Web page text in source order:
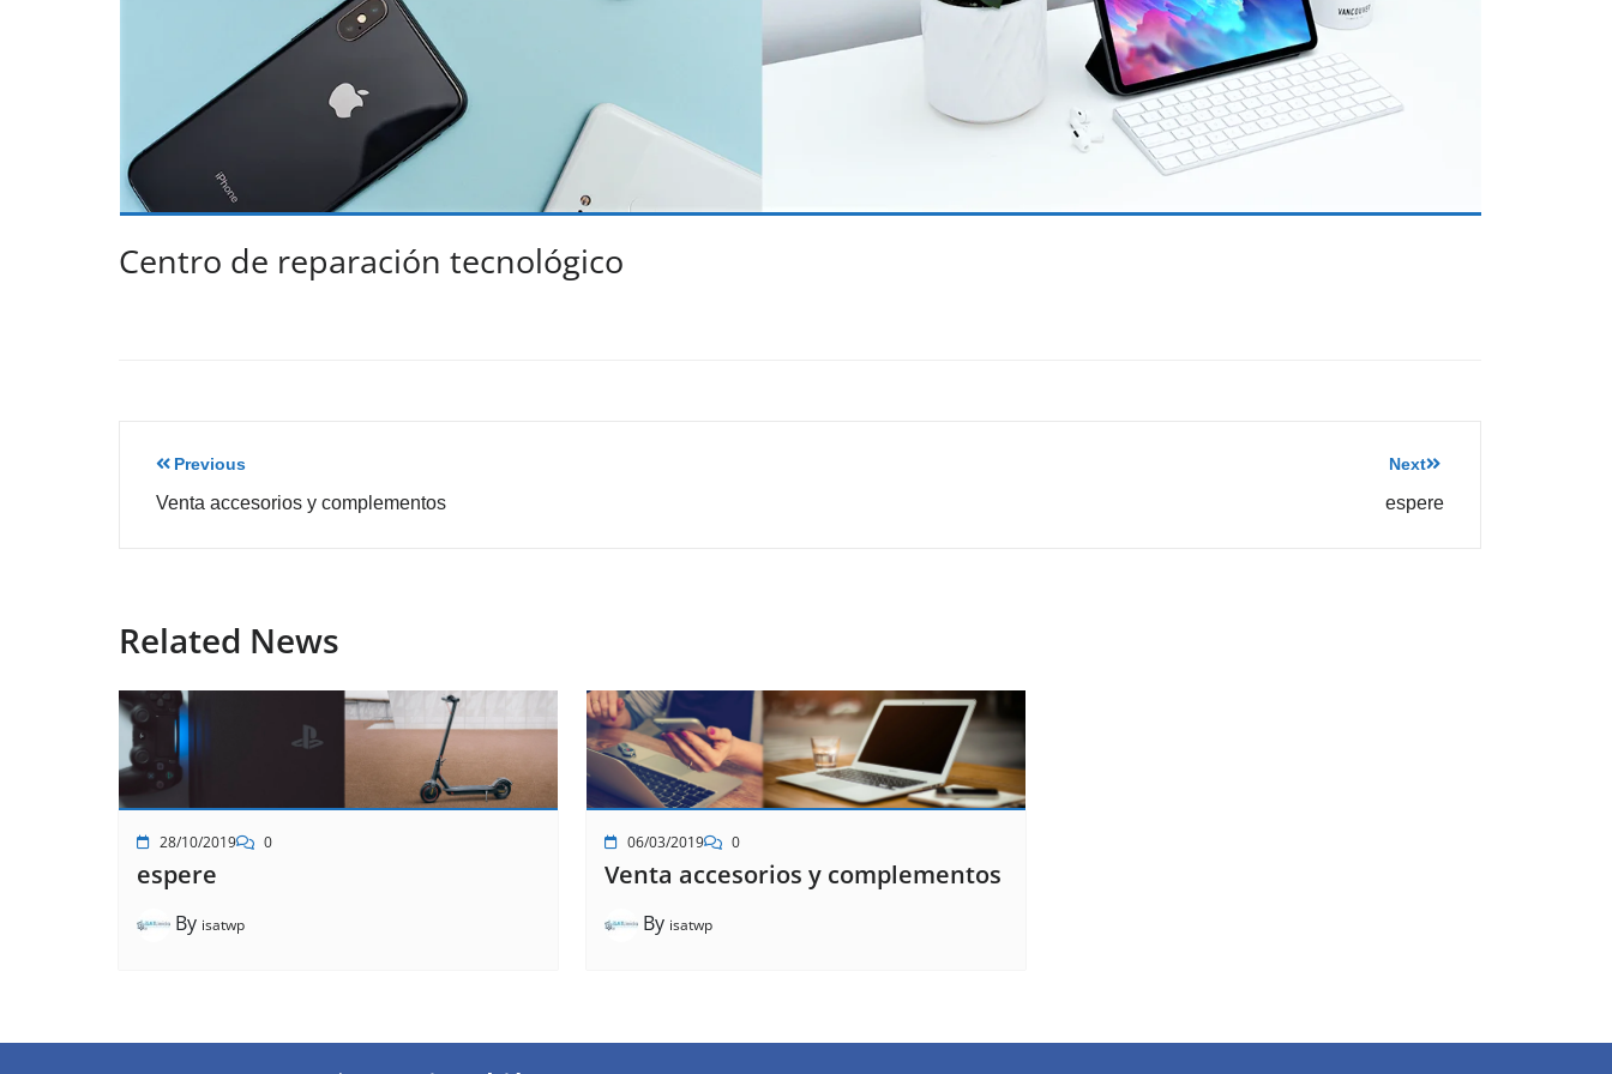
Centro de reparación tecnológico
Previous
Venta accesorios y complementos
Next
espere
Related News
28/10/2019 0
espere
By isatwp
06/03/2019 0
Venta accesorios y complementos
By isatwp